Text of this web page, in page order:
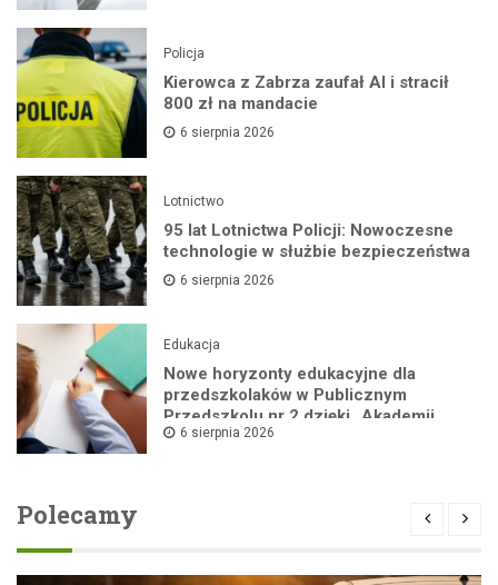
Policja
Kierowca z Zabrza zaufał AI i stracił
800 zł na mandacie
6 sierpnia 2026
Lotnictwo
95 lat Lotnictwa Policji: Nowoczesne
technologie w służbie bezpieczeństwa
6 sierpnia 2026
Edukacja
Nowe horyzonty edukacyjne dla
przedszkolaków w Publicznym
Przedszkolu nr 2 dzięki „Akademii
Super Przedszkolaka”
6 sierpnia 2026
Polecamy